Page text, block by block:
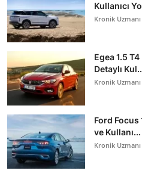
Kullanıcı
Kronik Uzmanı
Egea 1.5
Detaylı
Kronik Uzmanı
Ford Focus
ve Kullanı...
Kronik Uzmanı